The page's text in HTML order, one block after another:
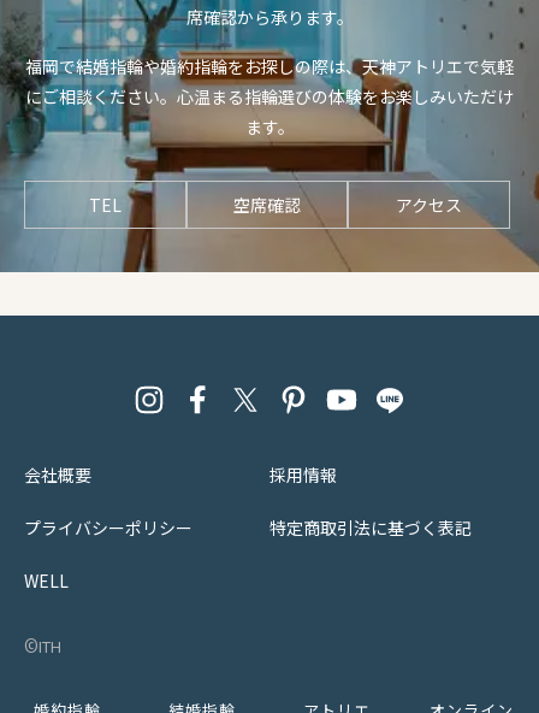
席確認から承ります。
福岡で結婚指輪や婚約指輪をお探しの際は、天神アトリエで気軽
にご相談ください。心温まる指輪選びの体験をお楽しみいただけ
ます。
TEL 空席確認 アクセス
会社概要 採用情報
プライバシーポリシー 特定商取引法に基づく表記
WELL
©︎ith